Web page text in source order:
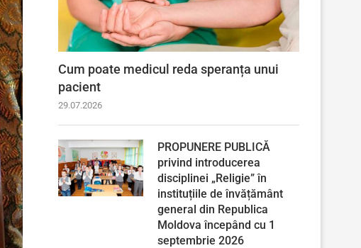
Cum poate medicul reda speranța unui
pacient
29.07.2026
PROPUNERE PUBLICĂ
privind introducerea
disciplinei „Religie” în
instituțiile de învățământ
general din Republica
Moldova începând cu 1
septembrie 2026